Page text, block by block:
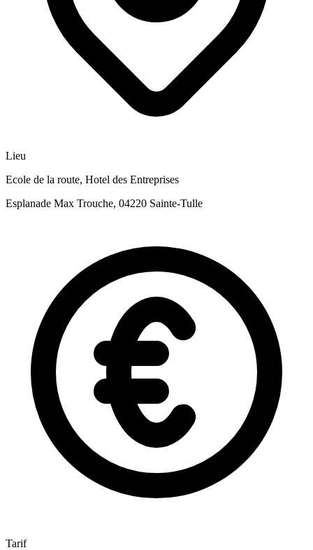
Lieu
Ecole de la route, Hotel des Entreprises
Esplanade Max Trouche, 04220 Sainte-Tulle
Tarif